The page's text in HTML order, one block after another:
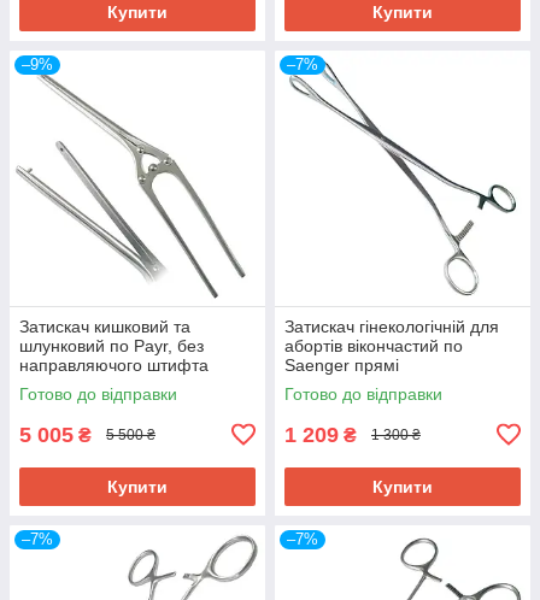
Купити Купити
–9%
Затискач кишковий та
шлунковий по Payr, без
направляючого штифта
SURGIWELOMED. Довжина
35 см (ЖОМ)
Готово до відправки
5 005 ₴ 5 500 ₴
Купити
–7%
Затискач гінекологічній для
абортів вікончастий по
Saenger прямі
SURGIWELOMED. Довжина
27 см
Готово до відправки
1 209 ₴ 1 300 ₴
Купити
–7% –7%